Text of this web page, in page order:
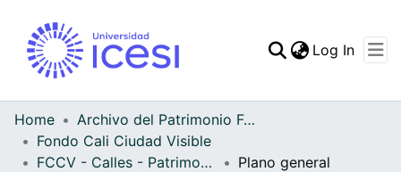
Log In
Home
Archivo del Patrimonio Fotográfico y Fílmico del Valle del Cauca
Fondo Cali Ciudad Visible
FCCV - Calles - Patrimonial
Plano general